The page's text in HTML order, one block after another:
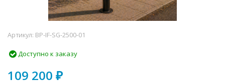
Артикул: BP-IF-SG-2500-01
Доступно к заказу
109 200 ₽